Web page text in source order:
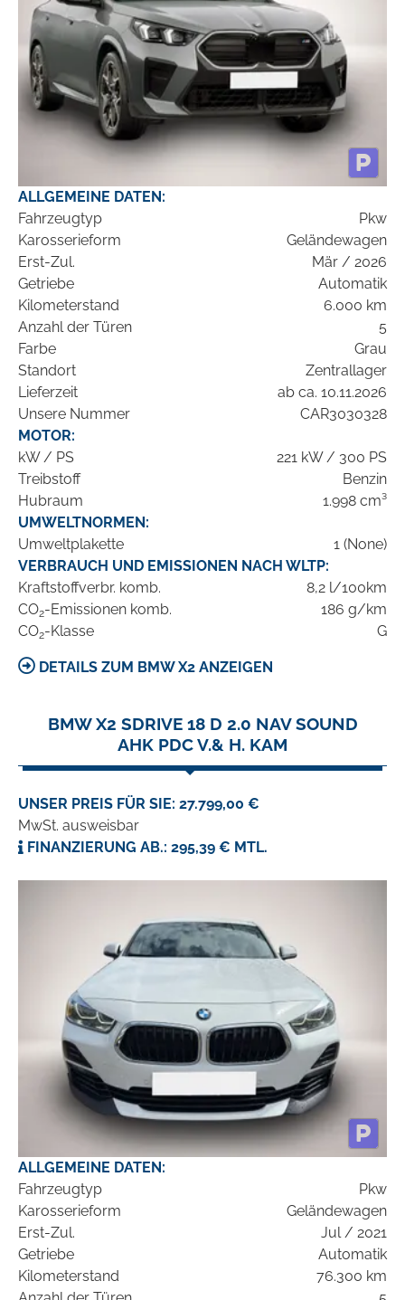
ALLGEMEINE DATEN:
Fahrzeugtyp
Pkw
Karosserieform
Geländewagen
Erst-Zul.
Mär / 2026
Getriebe
Automatik
Kilometerstand
6.000 km
Anzahl der Türen
5
Farbe
Grau
Standort
Zentrallager
Lieferzeit
ab ca. 10.11.2026
Unsere Nummer
CAR3030328
MOTOR:
kW / PS
221 kW / 300 PS
Treibstoff
Benzin
Hubraum
1.998 cm³
UMWELTNORMEN:
Umweltplakette
1 (None)
VERBRAUCH UND EMISSIONEN NACH WLTP:
Kraftstoffverbr. komb.
8,2 l/100km
CO2-Emissionen komb.
186 g/km
CO2-Klasse G
DETAILS ZUM BMW X2 ANZEIGEN
BMW X2 SDRIVE 18 D 2.0 NAV SOUND
AHK PDC V.& H. KAM
UNSER PREIS FÜR SIE: 27.799,00 €
MwSt. ausweisbar
FINANZIERUNG AB.: 295,39 € MTL.
ALLGEMEINE DATEN:
Fahrzeugtyp
Pkw
Karosserieform
Geländewagen
Erst-Zul.
Jul / 2021
Getriebe
Automatik
Kilometerstand
76.300 km